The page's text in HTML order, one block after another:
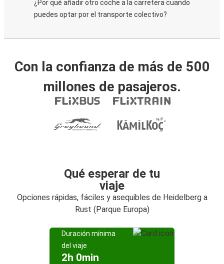
¿Por qué añadir otro coche a la carretera cuando
puedes optar por el transporte colectivo?
Con la confianza de más de 500
millones de pasajeros.
Qué esperar de tu
viaje
Opciones rápidas, fáciles y asequibles de Heidelberg a
Rust (Parque Europa)
Duración mínima
del viaje
2h 0min